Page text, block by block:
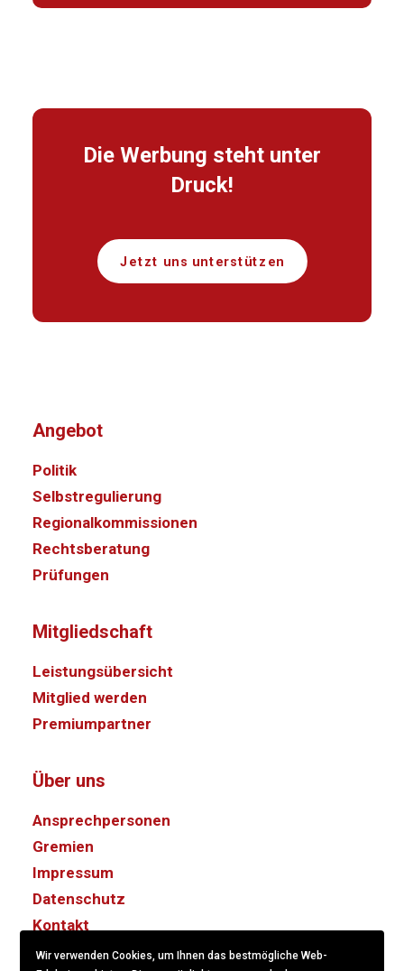
Die Werbung steht unter
Druck!
Jetzt uns unterstützen
Angebot
Politik
Selbstregulierung
Regionalkommissionen
Rechtsberatung
Prüfungen
Mitgliedschaft
Leistungsübersicht
Mitglied werden
Premiumpartner
Über uns
Ansprechpersonen
Gremien
Impressum
Datenschutz
Kontakt
Wir verwenden Cookies, um Ihnen das bestmögliche Web-